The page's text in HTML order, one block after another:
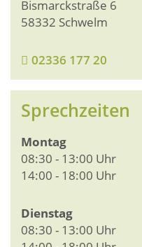
Bismarckstraße 6
58332 Schwelm
02336 177 20
Sprechzeiten
Montag
08:30 - 13:00 Uhr
14:00 - 18:00 Uhr
Dienstag
08:30 - 13:00 Uhr